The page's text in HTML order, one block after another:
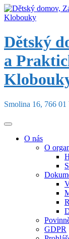
Skip
to
Dětský
a
Smolina 16, 766
O nás
O
GDPR